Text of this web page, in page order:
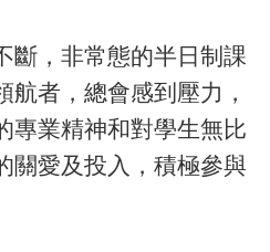
斷，非常態的半日制課
者，總會感到壓力，
專業精神和對學生無比
關愛及投入，積極參與